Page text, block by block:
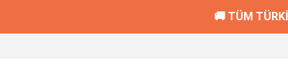
🚚 TÜM